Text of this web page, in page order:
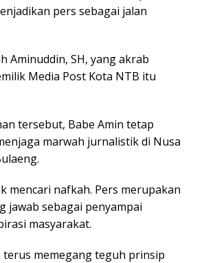
pers sebagai jalan
Aminuddin, SH, yang akrab
Media Post Kota NTB itu
tersebut, Babe Amin tetap
marwah jurnalistik di Nusa
mencari nafkah. Pers merupakan
jawab sebagai penyampai
masyarakat.
terus memegang teguh prinsip